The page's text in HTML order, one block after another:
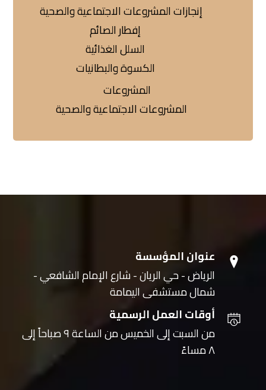
إنجازات المشروعات الاجتماعية والصحية
إفطار الصائم
السلل الغذائية
الكسوة والبطانيات
المشروعات
المشروعات الاجتماعية والصحية
عنوان المؤسسة
الرياض - حي الريان - شارع الإمام الشافعي -
شمال مستشفى اليمامة
أوقات العمل الرسمية
من السبت إلى الخميس من الساعة ٩ صباحاً إلى
٨ مساءً